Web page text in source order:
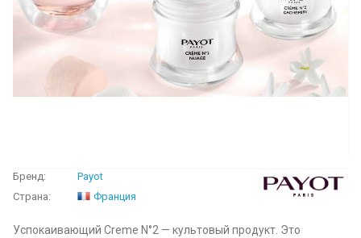
Бренд:
Payot
Страна:
Франция
Успокаивающий Creme N°2 — культовый продукт. Это